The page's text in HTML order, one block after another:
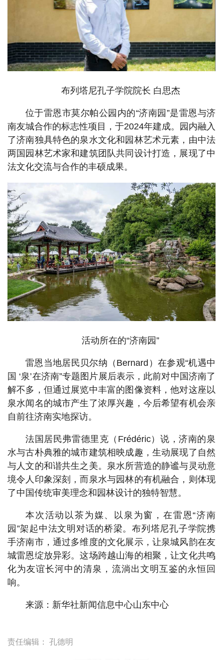
布列塔尼孔子学院院长 白思杰
位于雷恩市莫尔帕公园内的“济南园”是雷恩与济
南友城合作的标志性项目，于2024年建成。园内融入
了济南独具特色的泉水文化和园林艺术元素，由中法
两国园林艺术家和建筑团队共同设计打造，展现了中
法文化交流与合作的丰硕成果。
活动所在的“济南园”
雷恩当地居民贝尔纳（Bernard）在参观“机遇中
国 ‘泉’在济南”专题图片展后表示，此前对中国济南了
解不多，但通过展览中丰富的图像资料，他对这座以
泉水闻名的城市产生了浓厚兴趣，今后希望有机会亲
自前往济南实地探访。
法国居民弗雷德里克（Frédéric）说，济南的泉
水与古朴典雅的城市建筑相映成趣，生动展现了自然
与人文的和谐共生之美。泉水所营造的静谧与灵动意
境令人印象深刻，而泉水与园林的有机融合，则体现
了中国传统审美理念和园林设计的独特智慧。
本次活动以茶为媒、以泉为窗，在雷恩“济南
园”架起中法文明对话的桥梁。布列塔尼孔子学院携
手济南市，通过多维度的文化展示，让泉城风韵在友
城雷恩绽放异彩。这场跨越山海的相聚，让文化共鸣
化为友谊长河中的清泉，流淌出文明互鉴的永恒回
响。
来源：新华社新闻信息中心山东中心
责任编辑： 孔德明